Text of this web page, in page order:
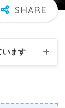
います